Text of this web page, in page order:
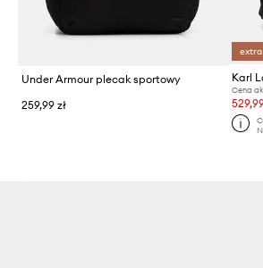
Under Armour plecak sportowy
259,99 zł
extra
Karl
Cena